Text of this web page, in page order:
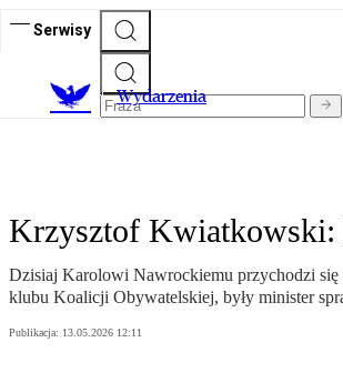
Serwisy
Wydarzenia
Krzysztof Kwiatkowski:
Dzisiaj Karolowi Nawrockiemu przychodzi
klubu Koalicji Obywatelskiej, były minister
Publikacja: 13.05.2026 12:11